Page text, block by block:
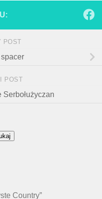
POST
POST
Country”